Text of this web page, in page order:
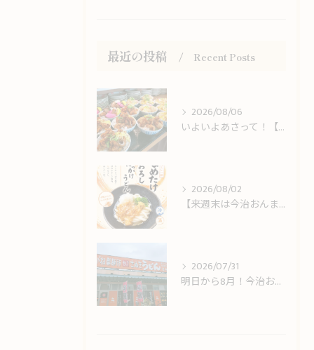
最近の投稿 Recent Posts
2026/08/06
いよいよあさって！【今治おんまく】＆しまなみ海道観光のお客様をお出迎え！
2026/08/02
【来週末は今治おんまく！】猛暑の休日ランチは冷やしうどんでサッパリと
2026/07/31
明日から8月！今治おんまく＆8月限定LINEクーポンスタートのお知らせ